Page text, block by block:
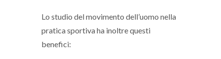
Lo studio del movimento dell’uomo nella
pratica sportiva ha inoltre questi
benefici: